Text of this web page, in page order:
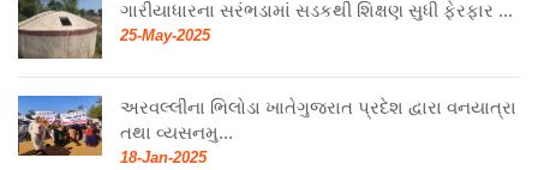
ગારીયાધારના સરંભડામાં સડકથી શિક્ષણ સુધી ફેરફાર ...
25-May-2025
અરવલ્લીના ભિલોડા ખાતેગુજરાત પ્રદેશ દ્વારા વનયાત્રા
તથા વ્યસનમુ...
18-Jan-2025